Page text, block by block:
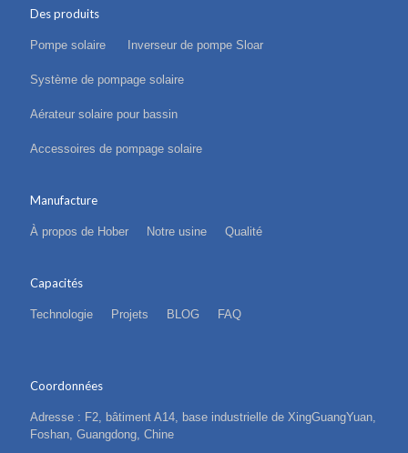
Des produits
Pompe solaire Inverseur de pompe Sloar
Système de pompage solaire
Aérateur solaire pour bassin
Accessoires de pompage solaire
Manufacture
À propos de Hober Notre usine Qualité
Capacités
Technologie Projets BLOG FAQ
Coordonnées
Adresse : F2, bâtiment A14, base industrielle de XingGuangYuan,
Foshan, Guangdong, Chine